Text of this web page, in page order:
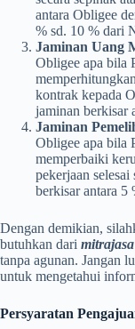
antara Obligee
% sd. 10 % dari
Jaminan Uang
Obligee apa bila
kontrak kepada
jaminan berkisar
Jaminan
Obligee apa bila
memperbaiki
pekerjaan
berkisar antara
Dengan demikian,
butuhkan dari
tanpa agunan. Jangan
untuk mengetahui
Persyaratan